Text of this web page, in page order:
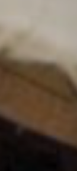
ÚJEZDSKÉ